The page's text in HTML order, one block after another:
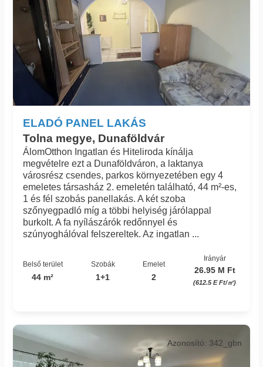
ELADÓ PANEL LAKÁS
Tolna megye, Dunaföldvár
ÁlomOtthon Ingatlan és Hiteliroda kínálja
megvételre ezt a Dunaföldváron, a laktanya
városrész csendes, parkos környezetében egy 4
emeletes társasház 2. emeletén található, 44 m²-es,
1 és fél szobás panellakás. A két szoba
szőnyegpadló míg a többi helyiség járólappal
burkolt. A fa nyílászárók redőnnyel és
szúnyoghálóval felszereltek. Az ingatlan ...
Belső terület
44 m²
Szobák
1+1
Emelet
2
Irányár
26.95 M Ft
(612.5 E Ft/㎡)
Azonosító: 342_gbn